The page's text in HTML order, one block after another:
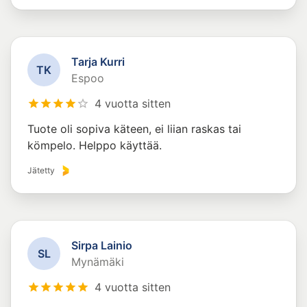
TK
Tarja Kurri
Espoo
4 vuotta sitten
Tuote oli sopiva käteen, ei liian raskas tai
kömpelo. Helppo käyttää.
Jätetty
SL
Sirpa Lainio
Mynämäki
4 vuotta sitten